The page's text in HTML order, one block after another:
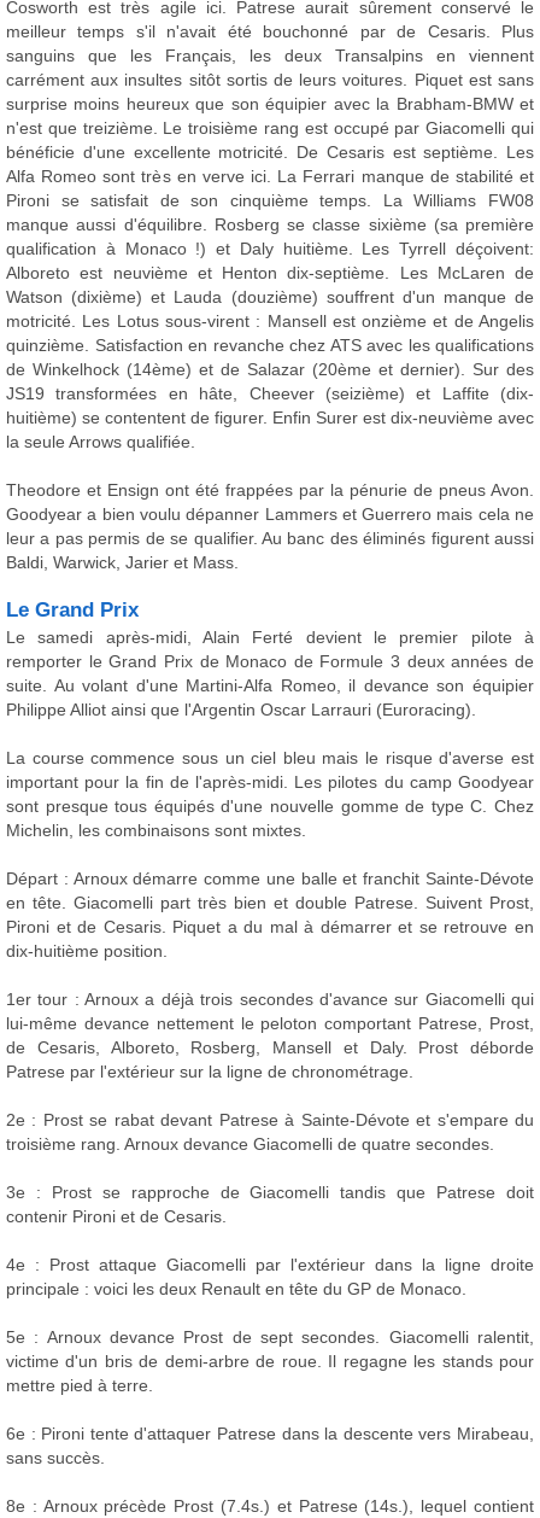
Cosworth est très agile ici. Patrese aurait sûrement conservé le
meilleur temps s'il n'avait été bouchonné par de Cesaris. Plus
sanguins que les Français, les deux Transalpins en viennent
carrément aux insultes sitôt sortis de leurs voitures. Piquet est sans
surprise moins heureux que son équipier avec la Brabham-BMW et
n'est que treizième. Le troisième rang est occupé par Giacomelli qui
bénéficie d'une excellente motricité. De Cesaris est septième. Les
Alfa Romeo sont très en verve ici. La Ferrari manque de stabilité et
Pironi se satisfait de son cinquième temps. La Williams FW08
manque aussi d'équilibre. Rosberg se classe sixième (sa première
qualification à Monaco !) et Daly huitième. Les Tyrrell déçoivent:
Alboreto est neuvième et Henton dix-septième. Les McLaren de
Watson (dixième) et Lauda (douzième) souffrent d'un manque de
motricité. Les Lotus sous-virent : Mansell est onzième et de Angelis
quinzième. Satisfaction en revanche chez ATS avec les qualifications
de Winkelhock (14ème) et de Salazar (20ème et dernier). Sur des
JS19 transformées en hâte, Cheever (seizième) et Laffite (dix-
huitième) se contentent de figurer. Enfin Surer est dix-neuvième avec
la seule Arrows qualifiée.
Theodore et Ensign ont été frappées par la pénurie de pneus Avon.
Goodyear a bien voulu dépanner Lammers et Guerrero mais cela ne
leur a pas permis de se qualifier. Au banc des éliminés figurent aussi
Baldi, Warwick, Jarier et Mass.
Le Grand Prix
Le samedi après-midi, Alain Ferté devient le premier pilote à
remporter le Grand Prix de Monaco de Formule 3 deux années de
suite. Au volant d'une Martini-Alfa Romeo, il devance son équipier
Philippe Alliot ainsi que l'Argentin Oscar Larrauri (Euroracing).
La course commence sous un ciel bleu mais le risque d'averse est
important pour la fin de l'après-midi. Les pilotes du camp Goodyear
sont presque tous équipés d'une nouvelle gomme de type C. Chez
Michelin, les combinaisons sont mixtes.
Départ : Arnoux démarre comme une balle et franchit Sainte-Dévote
en tête. Giacomelli part très bien et double Patrese. Suivent Prost,
Pironi et de Cesaris. Piquet a du mal à démarrer et se retrouve en
dix-huitième position.
1er tour : Arnoux a déjà trois secondes d'avance sur Giacomelli qui
lui-même devance nettement le peloton comportant Patrese, Prost,
de Cesaris, Alboreto, Rosberg, Mansell et Daly. Prost déborde
Patrese par l'extérieur sur la ligne de chronométrage.
2e : Prost se rabat devant Patrese à Sainte-Dévote et s'empare du
troisième rang. Arnoux devance Giacomelli de quatre secondes.
3e : Prost se rapproche de Giacomelli tandis que Patrese doit
contenir Pironi et de Cesaris.
4e : Prost attaque Giacomelli par l'extérieur dans la ligne droite
principale : voici les deux Renault en tête du GP de Monaco.
5e : Arnoux devance Prost de sept secondes. Giacomelli ralentit,
victime d'un bris de demi-arbre de roue. Il regagne les stands pour
mettre pied à terre.
6e : Pironi tente d'attaquer Patrese dans la descente vers Mirabeau,
sans succès.
8e : Arnoux précède Prost (7.4s.) et Patrese (14s.), lequel contient